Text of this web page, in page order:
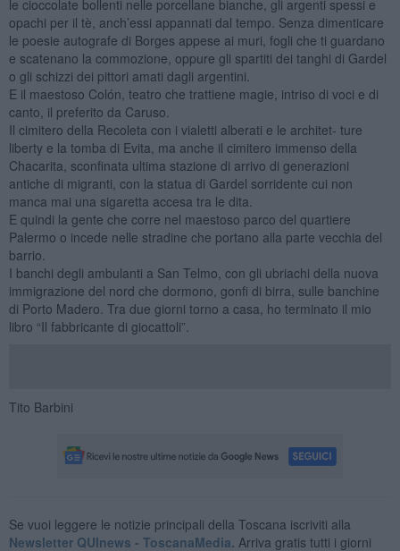
le cioccolate bollenti nelle porcellane bianche, gli argenti spessi e
opachi per il tè, anch’essi appannati dal tempo. Senza dimenticare
le poesie autografe di Borges appese ai muri, fogli che ti guardano
e scatenano la commozione, oppure gli spartiti dei tanghi di Gardel
o gli schizzi dei pittori amati dagli argentini.
E il maestoso Colón, teatro che trattiene magie, intriso di voci e di
canto, il preferito da Caruso.
Il cimitero della Recoleta con i vialetti alberati e le architet- ture
liberty e la tomba di Evita, ma anche il cimitero immenso della
Chacarita, sconfinata ultima stazione di arrivo di generazioni
antiche di migranti, con la statua di Gardel sorridente cui non
manca mai una sigaretta accesa tra le dita.
E quindi la gente che corre nel maestoso parco del quartiere
Palermo o incede nelle stradine che portano alla parte vecchia del
barrio.
I banchi degli ambulanti a San Telmo, con gli ubriachi della nuova
immigrazione del nord che dormono, gonfi di birra, sulle banchine
di Porto Madero. Tra due giorni torno a casa, ho terminato il mio
libro “Il fabbricante di giocattoli”.
Tito Barbini
Se vuoi leggere le notizie principali della Toscana iscriviti alla
Newsletter QUInews - ToscanaMedia. Arriva gratis tutti i giorni